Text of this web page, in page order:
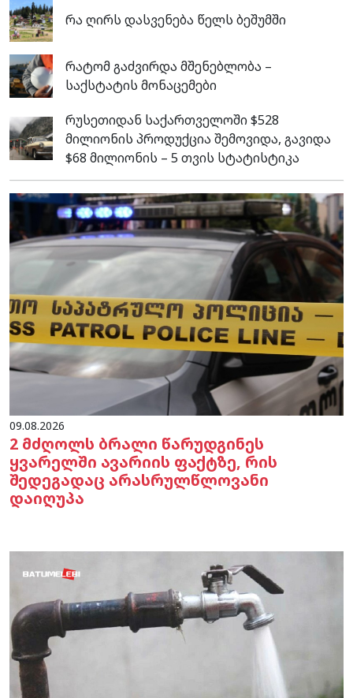
რა ღირს დასვენება წელს ბეშუმში
რატომ გაძვირდა მშენებლობა –
საქსტატის მონაცემები
რუსეთიდან საქართველოში $528
მილიონის პროდუქცია შემოვიდა, გავიდა
$68 მილიონის – 5 თვის სტატისტიკა
09.08.2026
2 მძღოლს ბრალი წარუდგინეს
ყვარელში ავარიის ფაქტზე, რის
შედეგადაც არასრულწლოვანი
დაიღუპა